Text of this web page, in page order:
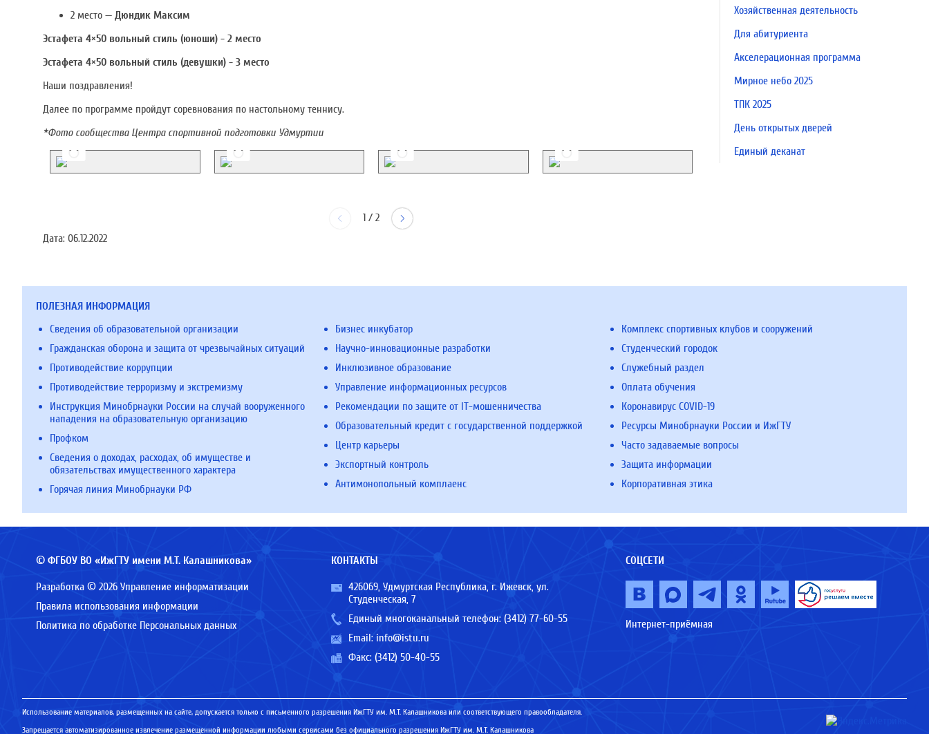
2 место — Дюндик Максим
Эстафета 4×50 вольный стиль (юноши) - 2 место
Эстафета 4×50 вольный стиль (девушки) - 3 место
Наши поздравления!
Далее по программе пройдут соревнования по настольному теннису.
*Фото сообщества Центра спортивной подготовки Удмуртии
1 / 2
Дата: 06.12.2022
Хозяйственная деятельность
Для абитуриента
Акселерационная программа
Мирное небо 2025
ТПК 2025
День открытых дверей
Единый деканат
ПОЛЕЗНАЯ ИНФОРМАЦИЯ
Сведения об образовательной организации
Гражданская оборона и защита от чрезвычайных ситуаций
Противодействие коррупции
Противодействие терроризму и экстремизму
Инструкция Минобрнауки России на случай вооруженного
нападения на образовательную организацию
Профком
Сведения о доходах, расходах, об имуществе и
обязательствах имущественного характера
Горячая линия Минобрнауки РФ
Бизнес инкубатор
Научно-инновационные разработки
Инклюзивное образование
Управление информационных ресурсов
Рекомендации по защите от IT-мошенничества
Образовательный кредит с государственной поддержкой
Центр карьеры
Экспортный контроль
Антимонопольный комплаенс
Комплекс спортивных клубов и сооружений
Студенческий городок
Служебный раздел
Оплата обучения
Коронавирус COVID-19
Ресурсы Минобрнауки России и ИжГТУ
Часто задаваемые вопросы
Защита информации
Корпоративная этика
© ФГБОУ ВО «ИжГТУ имени М.Т. Калашникова»
Разработка © 2026 Управление информатизации
Правила использования информации
Политика по обработке Персональных данных
КОНТАКТЫ
426069, Удмуртская Республика, г. Ижевск, ул.
Студенческая, 7
Единый многоканальный телефон: (3412) 77-60-55
Email: info@istu.ru
Факс: (3412) 50-40-55
СОЦСЕТИ
Интернет-приёмная
Использование материалов, размещенных на сайте, допускается только с письменного разрешения ИжГТУ им. М.Т. Калашникова или соответствующего правообладателя.
Запрещается автоматизированное извлечение размещенной информации любыми сервисами без официального разрешения ИжГТУ им. М.Т. Калашникова